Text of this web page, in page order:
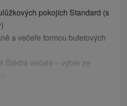
pokojích Standard (s
a večeře formou bufetových
Štědrá večeře – výběr ze
centra